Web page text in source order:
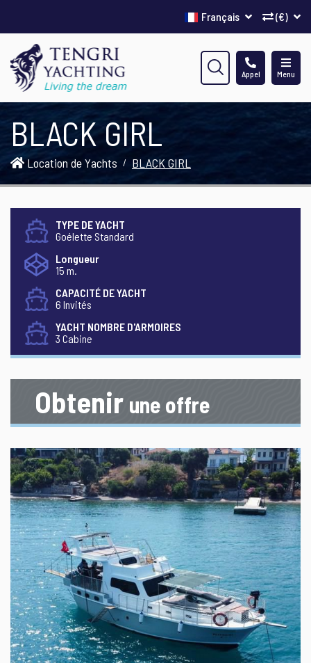
(€)
Français
Menu
Appel
BLACK GIRL
Location de Yachts BLACK GIRL
TYPE DE YACHT
Goélette Standard
Longueur
15 m.
CAPACITÉ DE YACHT
6 Invités
YACHT NOMBRE D'ARMOIRES
3 Cabine
Obtenir une offre